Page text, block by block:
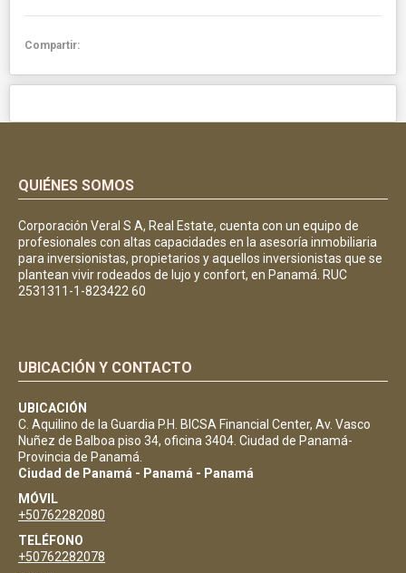
Compartir:
QUIÉNES SOMOS
Corporación Veral S A, Real Estate, cuenta con un equipo de
profesionales con altas capacidades en la asesoría inmobiliaria
para inversionistas, propietarios y aquellos inversionistas que se
plantean vivir rodeados de lujo y confort, en Panamá. RUC
2531311-1-823422 60
UBICACIÓN Y CONTACTO
UBICACIÓN
C. Aquilino de la Guardia P.H. BICSA Financial Center, Av. Vasco
Nuñez de Balboa piso 34, oficina 3404. Ciudad de Panamá-
Provincia de Panamá.
Ciudad de Panamá - Panamá - Panamá
MÓVIL
+50762282080
TELÉFONO
+50762282078